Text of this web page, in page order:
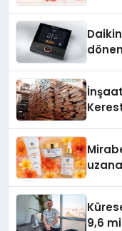
9,6